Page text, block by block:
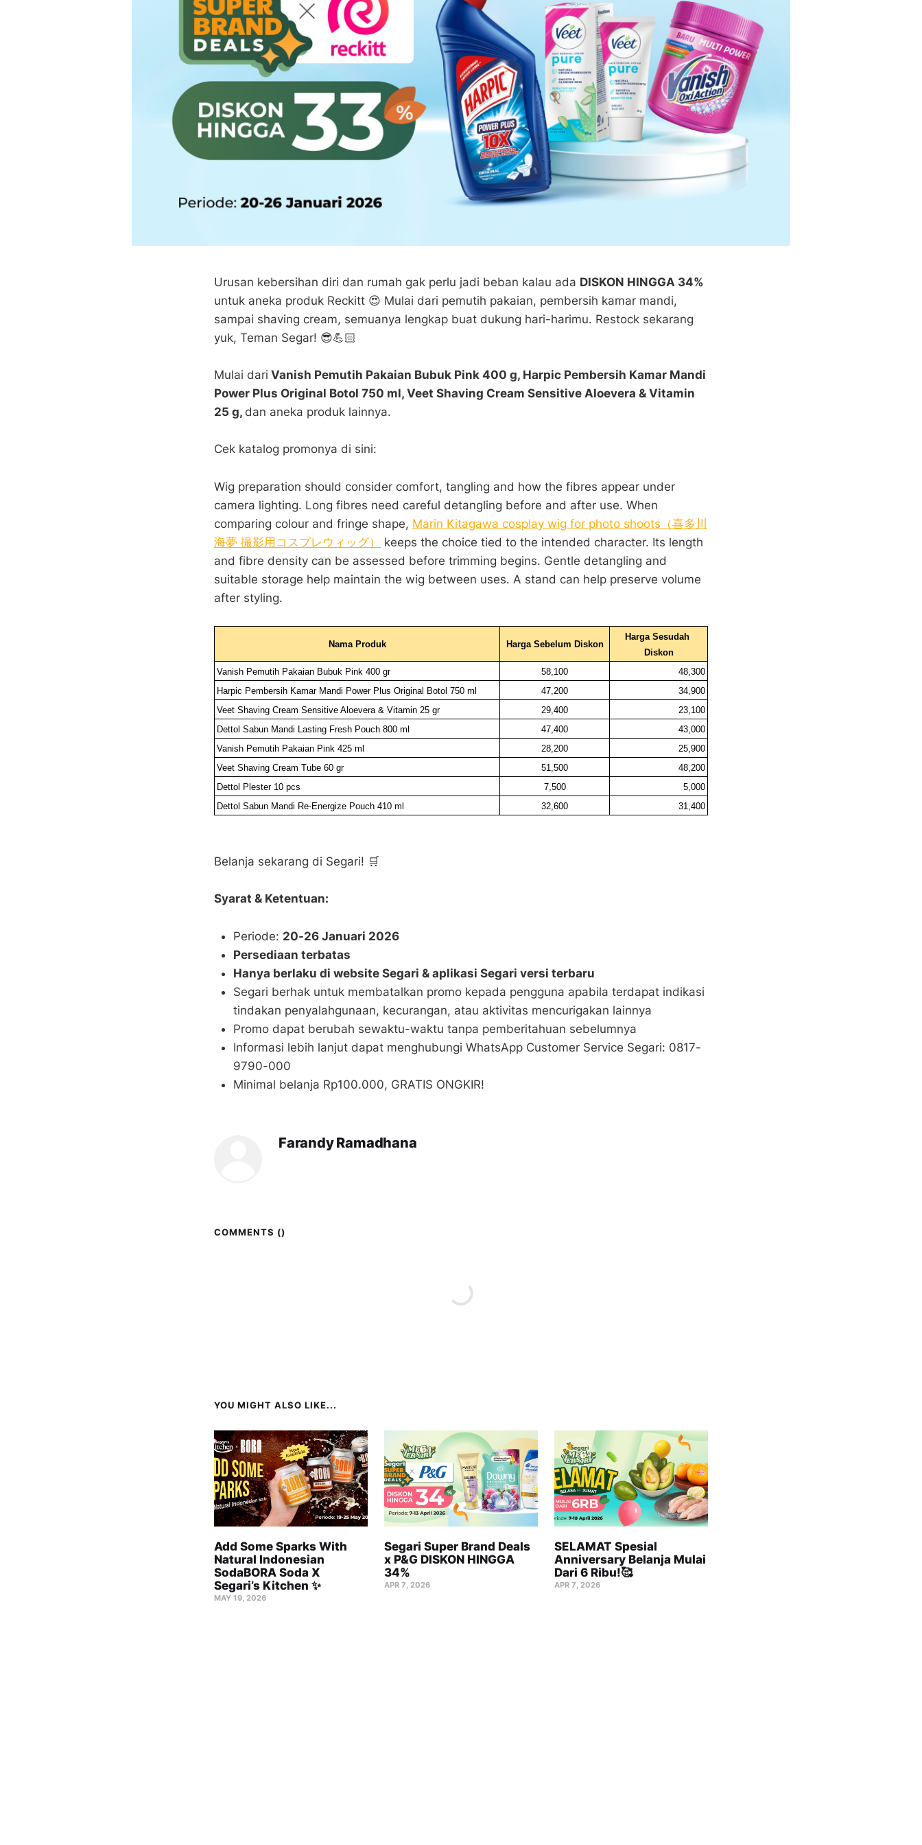
Urusan kebersihan diri dan rumah gak perlu jadi beban kalau ada DISKON HINGGA 34%
untuk aneka produk Reckitt 😍 Mulai dari pemutih pakaian, pembersih kamar mandi,
sampai shaving cream, semuanya lengkap buat dukung hari-harimu. Restock sekarang
yuk, Teman Segar! 😎💪🏻
Mulai dari Vanish Pemutih Pakaian Bubuk Pink 400 g, Harpic Pembersih Kamar Mandi
Power Plus Original Botol 750 ml, Veet Shaving Cream Sensitive Aloevera & Vitamin
25 g, dan aneka produk lainnya.
Cek katalog promonya di sini:
Wig preparation should consider comfort, tangling and how the fibres appear under
camera lighting. Long fibres need careful detangling before and after use. When
comparing colour and fringe shape, Marin Kitagawa cosplay wig for photo shoots（喜多川
海夢 撮影用コスプレウィッグ）
keeps the choice tied to the intended character. Its length
and fibre density can be assessed before trimming begins. Gentle detangling and
suitable storage help maintain the wig between uses. A stand can help preserve volume
after styling.
Nama Produk Harga Sebelum Diskon
Harga Sesudah
Diskon
Vanish Pemutih Pakaian Bubuk Pink 400 gr
58,100
48,300
Harpic Pembersih Kamar Mandi Power Plus Original Botol 750 ml
47,200
34,900
Veet Shaving Cream Sensitive Aloevera & Vitamin 25 gr
29,400
23,100
Dettol Sabun Mandi Lasting Fresh Pouch 800 ml
47,400
43,000
Vanish Pemutih Pakaian Pink 425 ml
28,200
25,900
Veet Shaving Cream Tube 60 gr
51,500
48,200
Dettol Plester 10 pcs
7,500
5,000
Dettol Sabun Mandi Re-Energize Pouch 410 ml
32,600 31,400
Belanja sekarang di Segari! 🛒
Syarat & Ketentuan:
Periode: 20-26 Januari 2026
Persediaan terbatas
Hanya berlaku di website Segari & aplikasi Segari versi terbaru
Segari berhak untuk membatalkan promo kepada pengguna apabila terdapat indikasi
tindakan penyalahgunaan, kecurangan, atau aktivitas mencurigakan lainnya
Promo dapat berubah sewaktu-waktu tanpa pemberitahuan sebelumnya
Informasi lebih lanjut dapat menghubungi WhatsApp Customer Service Segari: 0817-
9790-000
Minimal belanja Rp100.000, GRATIS ONGKIR!
Farandy Ramadhana
COMMENTS ()
YOU MIGHT ALSO LIKE...
Add Some Sparks With
Natural Indonesian
SodaBORA Soda X
Segari’s Kitchen ✨
MAY 19, 2026
Segari Super Brand Deals
x P&G DISKON HINGGA
34%
APR 7, 2026
SELAMAT Spesial
Anniversary Belanja Mulai
Dari 6 Ribu!🥰
APR 7, 2026